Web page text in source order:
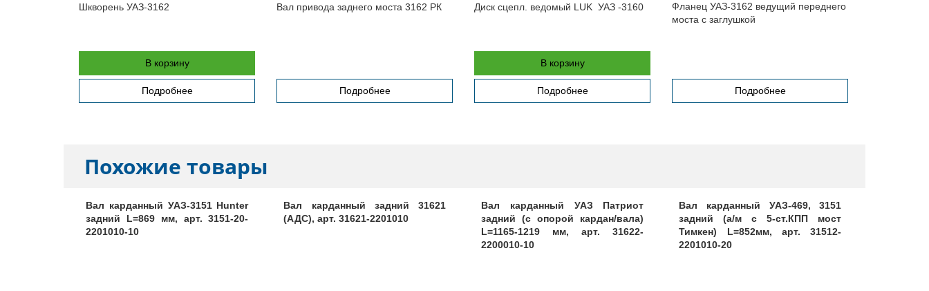
Шкворень УАЗ-3162
В корзину
Подробнее
Вал привода заднего моста 3162 РК
Подробнее
Диск сцепл. ведомый LUK УАЗ -3160
В корзину
Подробнее
Фланец УАЗ-3162 ведущий переднего
моста с заглушкой
Подробнее
Похожие товары
Вал карданный УАЗ-3151 Hunter
задний L=869 мм, арт. 3151-20-
2201010-10
Вал карданный задний 31621
(АДС), арт. 31621-2201010
Вал карданный УАЗ Патриот
задний (с опорой кардан/вала)
L=1165-1219 мм, арт. 31622-
2200010-10
Вал карданный УАЗ-469, 3151
задний (а/м с 5-ст.КПП мост
Тимкен) L=852мм, арт. 31512-
2201010-20